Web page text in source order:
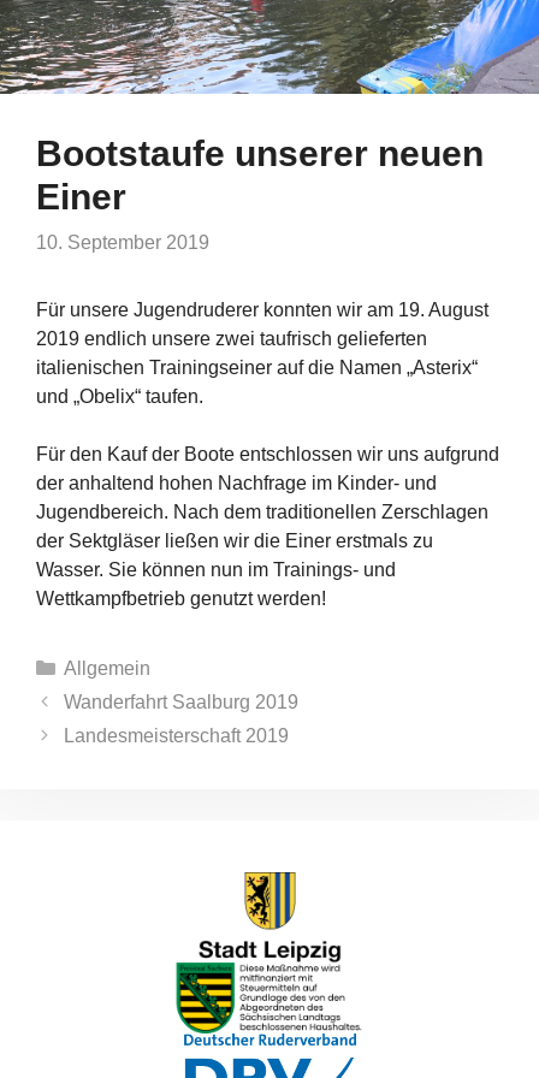
Bootstaufe unserer neuen
Einer
10. September 2019
Für unsere Jugendruderer konnten wir am 19. August
2019 endlich unsere zwei taufrisch gelieferten
italienischen Trainingseiner auf die Namen „Asterix“
und „Obelix“ taufen.
Für den Kauf der Boote entschlossen wir uns aufgrund
der anhaltend hohen Nachfrage im Kinder- und
Jugendbereich. Nach dem traditionellen Zerschlagen
der Sektgläser ließen wir die Einer erstmals zu
Wasser. Sie können nun im Trainings- und
Wettkampfbetrieb genutzt werden!
Kategorien
Allgemein
Wanderfahrt Saalburg 2019
Landesmeisterschaft 2019